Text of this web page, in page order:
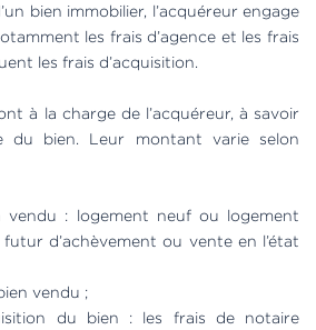
bien immobilier, l’acquéreur engage
les frais d’agence et les frais
les frais d’acquisition.
à la charge de l’acquéreur, à savoir
du bien. Leur montant varie selon
: logement neuf ou logement
d’achèvement ou vente en l’état
vendu ;
du bien : les frais de notaire